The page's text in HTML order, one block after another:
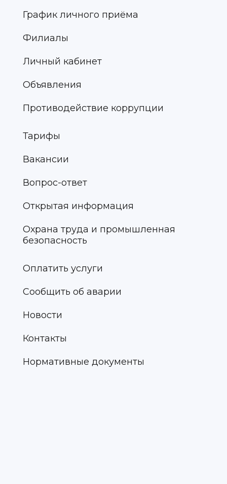
График личного приёма
Филиалы
Личный кабинет
Объявления
Противодействие коррупции
Тарифы
Вакансии
Вопрос-ответ
Открытая информация
Охрана труда и промышленная
безопасность
Оплатить услуги
Сообщить об аварии
Новости
Контакты
Нормативные документы